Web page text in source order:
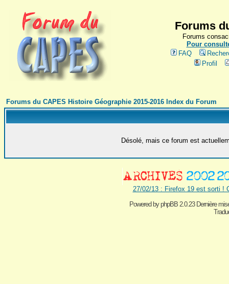
Forums
Forums
Pour
FAQ
Profil
Forums du CAPES Histoire Géographie 2015-2016 Index du Forum
Désolé, mais ce forum est
27/02/13 : Firefox 19 est sorti !
Powered byphpBB 2.0.23 Dernière